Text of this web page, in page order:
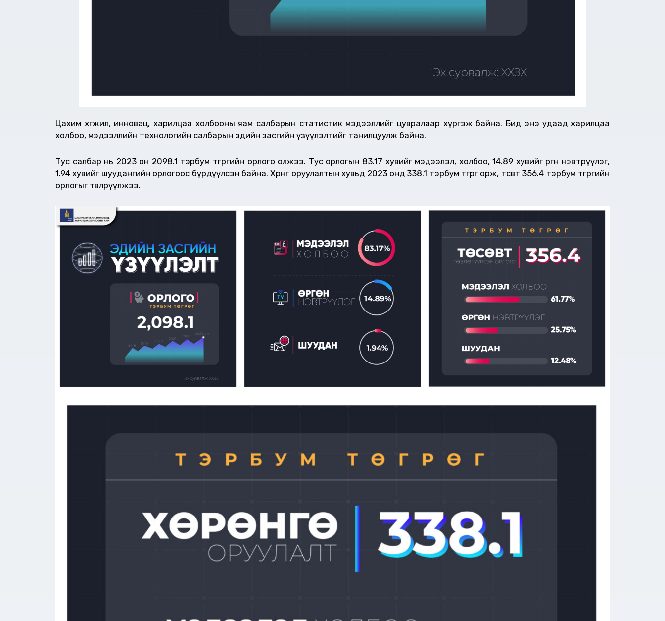
Цахим хөгжил, инновац, харилцаа холбооны яам салбарын статистик мэдээллийг цувралаар хүргэж байна. Бид энэ удаад харилцаа
холбоо, мэдээллийн технологийн салбарын эдийн засгийн үзүүлэлтийг танилцуулж байна.
Тус салбар нь 2023 он 2098.1 тэрбум төгрөгийн орлого олжээ. Тус орлогын 83.17 хувийг мэдээлэл, холбоо, 14.89 хувийг өргөн нэвтрүүлэг,
1.94 хувийг шуудангийн орлогоос бүрдүүлсэн байна. Хөрөнгө оруулалтын хувьд 2023 онд 338.1 тэрбум төгрөг орж, төсөвт 356.4 тэрбум төгрөгийн
орлогыг төвлөрүүлжээ.